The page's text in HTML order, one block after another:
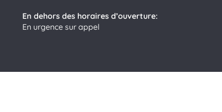
En dehors des horaires d’ouverture:
En urgence sur appel